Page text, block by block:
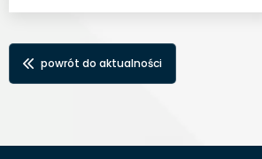
powrót do aktualności